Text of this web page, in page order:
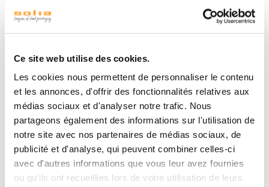
Ce site web utilise des cookies.
Les cookies nous permettent de personnaliser le contenu
et les annonces, d'offrir des fonctionnalités relatives aux
médias sociaux et d'analyser notre trafic. Nous
partageons également des informations sur l'utilisation de
notre site avec nos partenaires de médias sociaux, de
publicité et d'analyse, qui peuvent combiner celles-ci
avec d'autres informations que vous leur avez fournies
ou qu'ils ont recueillies lors de votre utilisation de leurs
Découvrez notre
, une solution
réutilisable idéale pour toutes vos occasions.
Conçu pour allier durabilité et légèreté, ce couteau offre
événements spéciaux, il complète harmonieusement
votre vaisselle avec son design élégant et fonctionnel.
Découvrez aussi